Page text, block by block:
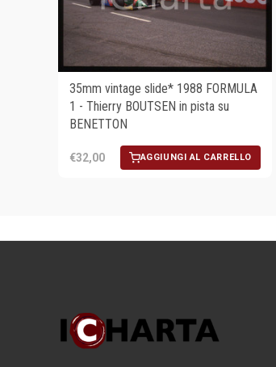
35mm vintage slide* 1988 FORMULA
1 - Thierry BOUTSEN in pista su
BENETTON
€32,00 AGGIUNGI AL CARRELLO